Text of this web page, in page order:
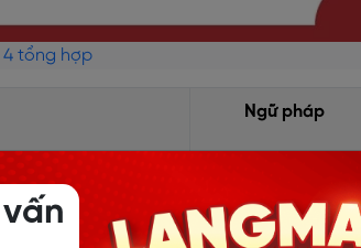
4 tổng hợp
Ngữ pháp
from?